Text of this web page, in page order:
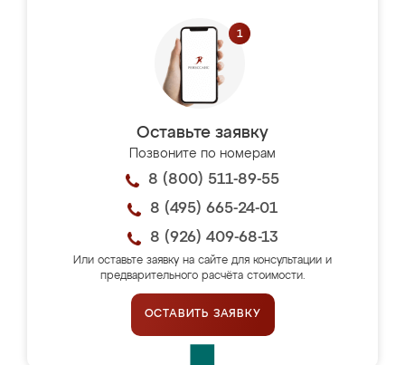
Оставьте заявку
Позвоните по номерам
8 (800) 511-89-55
8 (495) 665-24-01
8 (926) 409-68-13
Или оставьте заявку на сайте для консультации и
предварительного расчёта стоимости.
ОСТАВИТЬ ЗАЯВКУ